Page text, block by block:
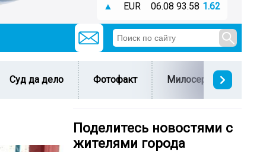
▲
EUR 06.08 93.58 1.62
Суд да дело Фотофакт Милосердие
Поделитесь новостями с
жителями города